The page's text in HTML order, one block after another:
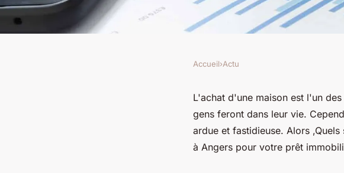
Pourquoi faire appel à un
Angers pour votre crédit
Accueil›Actu
L'achat d'une maison est l'un
gens feront dans leur vie.
ardue et fastidieuse. Alors
à Angers pour votre prêt